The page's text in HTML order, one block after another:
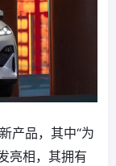
产品，其中“为
亮相，其拥有